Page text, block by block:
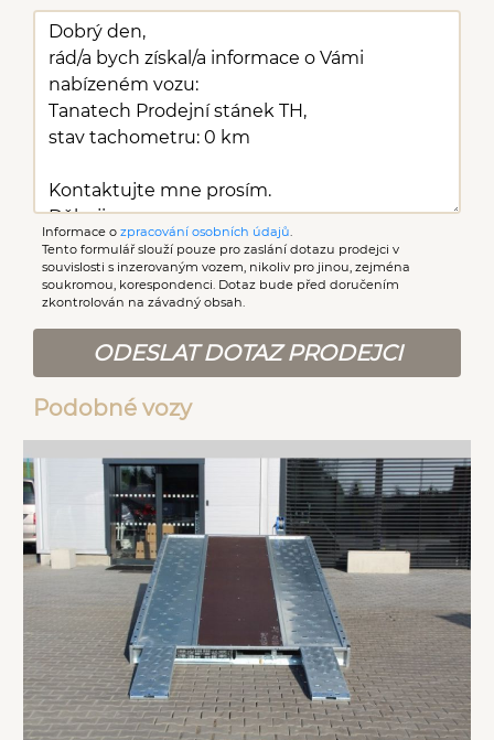
Informace o zpracování osobních údajů
Tento formulář slouží pouze pro zaslání dotazu prodejci v
souvislosti s inzerovaným vozem, nikoliv pro jinou, zejména
soukromou, korespondenci. Dotaz bude před doručením
zkontrolován na závadný obsah.
ODESLAT DOTAZ PRODEJCI
Podobné vozy